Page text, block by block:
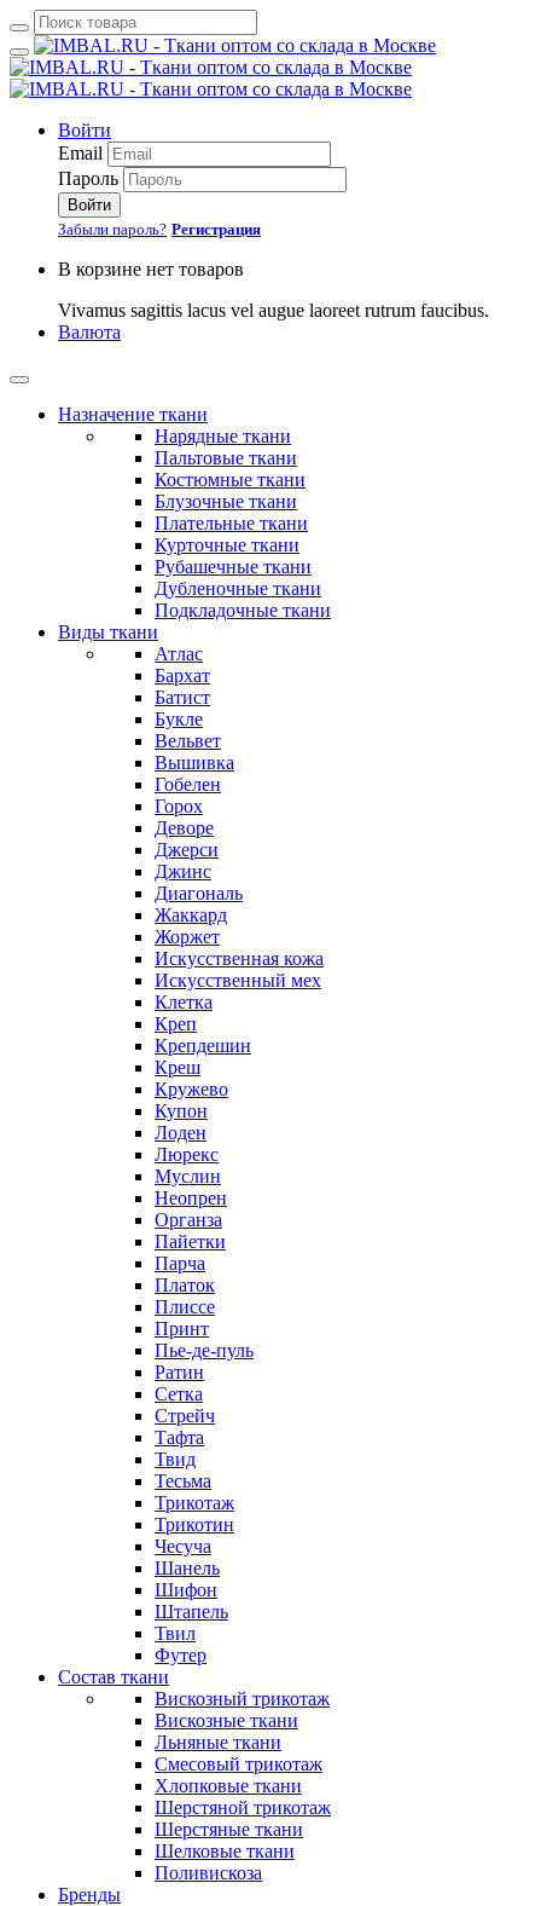
Войти
Email
Пароль
Войти
Забыли пароль? Регистрация
В корзине нет товаров
Vivamus sagittis lacus vel augue laoreet rutrum faucibus.
Валюта
Назначение ткани
Нарядные ткани
Пальтовые ткани
Костюмные ткани
Блузочные ткани
Плательные ткани
Курточные ткани
Рубашечные ткани
Дубленочные ткани
Подкладочные ткани
Виды ткани
Атлас
Бархат
Батист
Букле
Вельвет
Вышивка
Гобелен
Горох
Деворе
Джерси
Джинс
Диагональ
Жаккард
Жоржет
Искусственная кожа
Искусственный мех
Клетка
Креп
Крепдешин
Креш
Кружево
Купон
Лоден
Люрекс
Муслин
Неопрен
Органза
Пайетки
Парча
Платок
Плиссе
Принт
Пье-де-пуль
Ратин
Сетка
Стрейч
Тафта
Твид
Тесьма
Трикотаж
Трикотин
Чесуча
Шанель
Шифон
Штапель
Твил
Футер
Состав ткани
Вискозный трикотаж
Вискозные ткани
Льняные ткани
Смесовый трикотаж
Хлопковые ткани
Шерстяной трикотаж
Шерстяные ткани
Шелковые ткани
Поливискоза
Бренды